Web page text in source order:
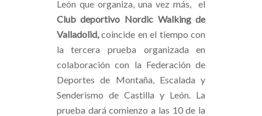
León que organiza, una vez más, el
Club deportivo Nordic Walking de
Valladolid,coincide en el tiempo con
la tercera prueba organizada en
colaboración con la Federación de
Deportes de Montaña, Escalada y
Senderismo de Castilla y León. La
prueba dará comienzo a las 10 de la